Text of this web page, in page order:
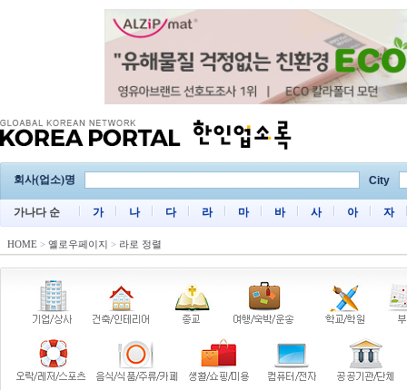
회사(업소)명 City
가나다 순 가 나 다 라 마 바 사 아 자
HOME > 옐로우페이지 > 라로 정렬